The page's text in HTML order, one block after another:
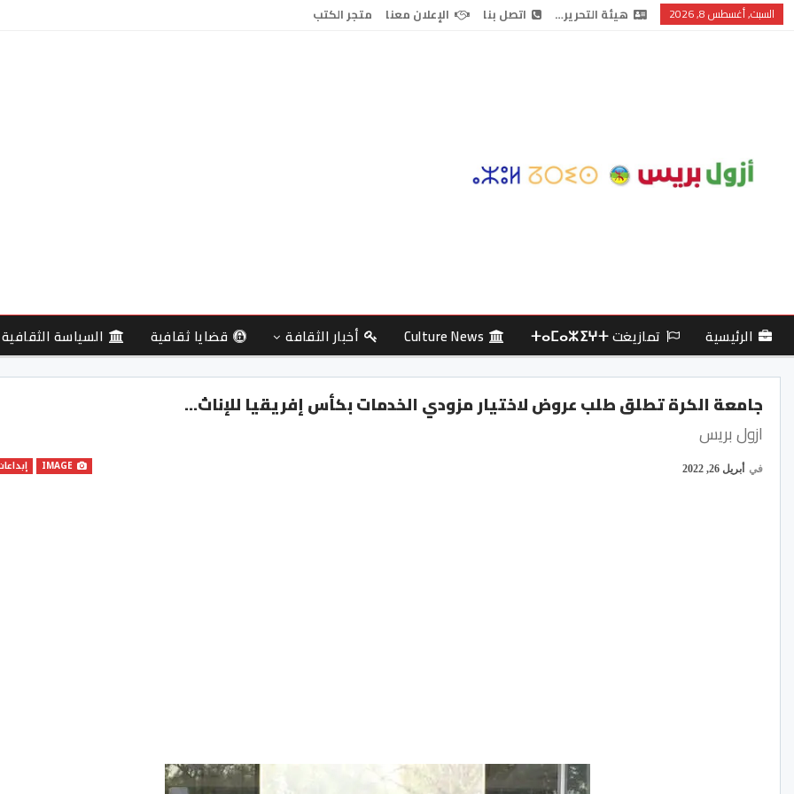
السبت, أغسطس 8, 2026 هيئة التحرير… اتصل بنا الإعلان معنا متجر الكتب
الرئيسية تمازيغت ⵜⴰⵎⴰⵣⵉⵖⵜ Culture News أخبار الثقافة قضايا ثقافية السياسة الثقافية
جامعة الكرة تطلق طلب عروض لاختيار مزودي الخدمات بكأس إفريقيا للإناث…
ازول بريس
في أبريل 26, 2022